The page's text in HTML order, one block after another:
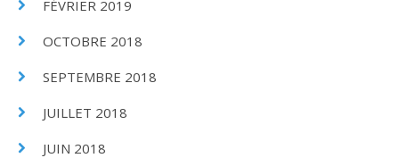
FÉVRIER 2019
OCTOBRE 2018
SEPTEMBRE 2018
JUILLET 2018
JUIN 2018